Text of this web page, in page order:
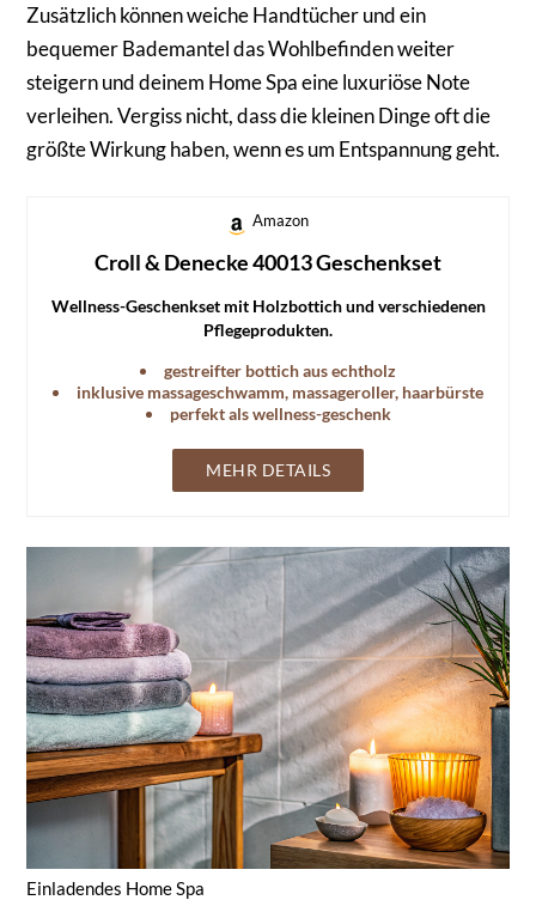
Zusätzlich können weiche Handtücher und ein
bequemer Bademantel das Wohlbefinden weiter
steigern und deinem Home Spa eine luxuriöse Note
verleihen. Vergiss nicht, dass die kleinen Dinge oft die
größte Wirkung haben, wenn es um Entspannung geht.
Amazon
Croll & Denecke 40013 Geschenkset
Wellness-Geschenkset mit Holzbottich und verschiedenen
Pflegeprodukten.
gestreifter bottich aus echtholz
inklusive massageschwamm, massageroller, haarbürste
perfekt als wellness-geschenk
MEHR DETAILS
Einladendes Home Spa